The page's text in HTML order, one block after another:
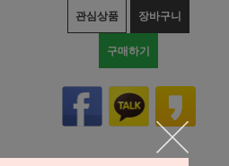
관심상품 장바구니
구매하기